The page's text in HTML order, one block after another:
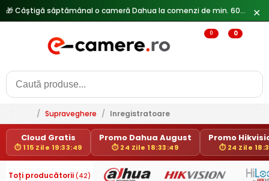
🎁 Câștigă săptămânal o cameră Dahua la comenzi de min. 600 lei — ✕
0 0
/ Supraveghere / Inregistratoare
Cloud Gratis
⏱ 115 Zile 19:33:49
Promo Dahua August
⏱ 24 Zile 18:33:49
Promo
⏱ 24 Zile
Toți producătorii (42)